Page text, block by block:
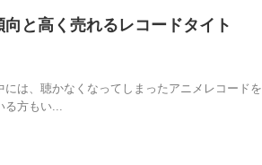
と高く売れるレコードタイト
は、聴かなくなってしまったアニメレコードを
る方もい...